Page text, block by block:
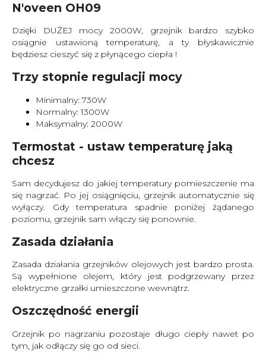
N'oveen OH09
Dzięki DUŻEJ mocy 2000W, grzejnik bardzo szybko
osiągnie ustawioną temperaturę, a ty błyskawicznie
będziesz cieszyć się z płynącego ciepła !
Trzy stopnie regulacji mocy
Minimalny: 730W
Normalny: 1300W
Maksymalny: 2000W
Termostat - ustaw temperaturę jaką
chcesz
Sam decydujesz do jakiej temperatury pomieszczenie ma
się nagrzać. Po jej osiągnięciu, grzejnik automatycznie się
wyłączy. Gdy temperatura spadnie poniżej żądanego
poziomu, grzejnik sam włączy się ponownie.
Zasada działania
Zasada działania grzejników olejowych jest bardzo prosta.
Są wypełnione olejem, który jest podgrzewany przez
elektryczne grzałki umieszczone wewnątrz.
Oszczędność energii
Grzejnik po nagrzaniu pozostaje długo ciepły nawet po
tym, jak odłączy się go od sieci.